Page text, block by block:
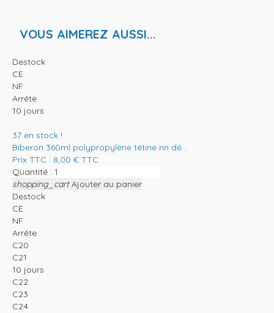
VOUS AIMEREZ AUSSI...
Destock
CE
NF
Arrête
10 jours
37 en stock !
Biberon 360ml polypropylène tétine nn dé...
Prix TTC : 8,00 € TTC
Quantité :
shopping_cart Ajouter au panier
Destock
CE
NF
Arrête
C20
C21
10 jours
C22
C23
C24